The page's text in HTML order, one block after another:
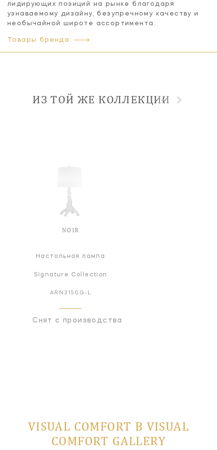
лидирующих позиций на рынке благодаря
узнаваемому дизайну, безупречному качеству и
необычайной широте ассортимента.
Товары бренда
ИЗ ТОЙ ЖЕ КОЛЛЕКЦИИ
NOIR
Настольная лампа
Signature Collection
ARN3150G-L
Снят с производства
VISUAL COMFORT В VISUAL
COMFORT GALLERY